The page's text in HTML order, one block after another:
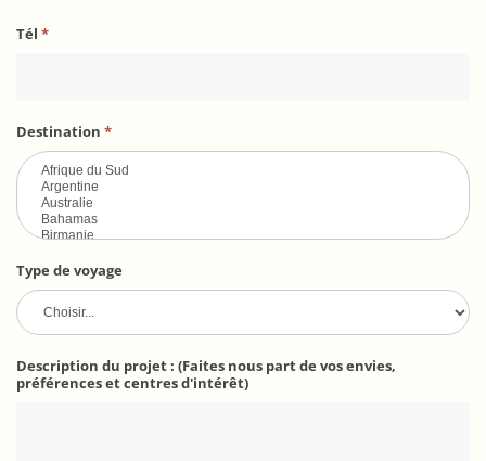
Tél *
Destination *
Type de voyage
Description du projet : (Faites nous part de vos envies,
préférences et centres d'intérêt)